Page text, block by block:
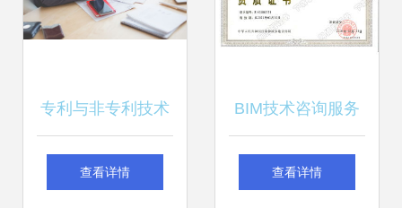
专利与非专利技术
在技术咨询中的核
查看详情
BIM技术咨询服务
企业 全过程BIM咨
查看详情